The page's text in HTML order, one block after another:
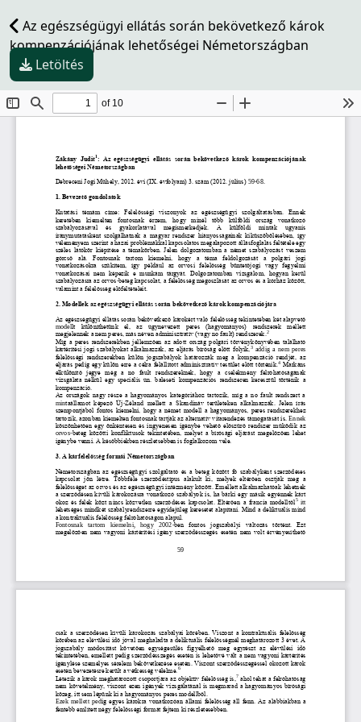
Az egészségügyi ellátás során bekövetkező károk
kompenzációjának lehetőségei Németországban
Letöltés